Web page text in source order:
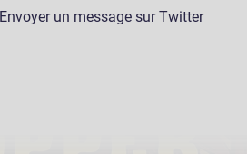
Envoyer un message sur Twitter